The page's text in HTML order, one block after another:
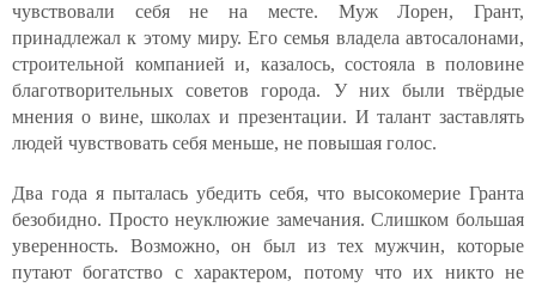
чувствовали себя не на месте. Муж Лорен, Грант,
принадлежал к этому миру. Его семья владела автосалонами,
строительной компанией и, казалось, состояла в половине
благотворительных советов города. У них были твёрдые
мнения о вине, школах и презентации. И талант заставлять
людей чувствовать себя меньше, не повышая голос.
Два года я пыталась убедить себя, что высокомерие Гранта
безобидно. Просто неуклюжие замечания. Слишком большая
уверенность. Возможно, он был из тех мужчин, которые
путают богатство с характером, потому что их никто не